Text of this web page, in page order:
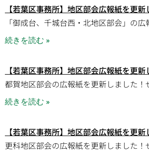
【若葉区事務所】地区部会広報紙を更新
「御成台、千城台西・北地区部会」の
続きを読む »
【若葉区事務所】地区部会広報紙を更新
都賀地区部会の広報紙を更新しました！
続きを読む »
【若葉区事務所】地区部会広報紙を更新
更科地区部会の広報紙を更新しました！